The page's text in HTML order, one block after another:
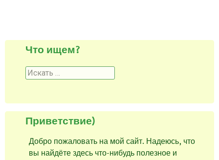
Что ищем?
Поиск
Приветствие)
Добро пожаловать на мой сайт. Надеюсь, что
вы найдёте здесь что-нибудь полезное и